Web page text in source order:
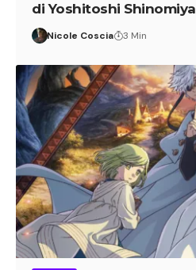
di Yoshitoshi Shinomiya
Nicole Coscia 3 Min